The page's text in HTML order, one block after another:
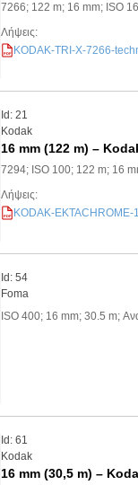
7266; 122 m; 16 mm; ISO
Λήψεις:
PDF KODAK-TRI-X-7266-
Id: 21
Kodak
16 mm (122 m) –
7294; ISO 100; 122 m; 16
Λήψεις:
PDF KODAK-
Id: 54
Foma
ISO 400; 16 mm; 30.5 m;
Id: 61
Kodak
16 mm (30,5 m) –